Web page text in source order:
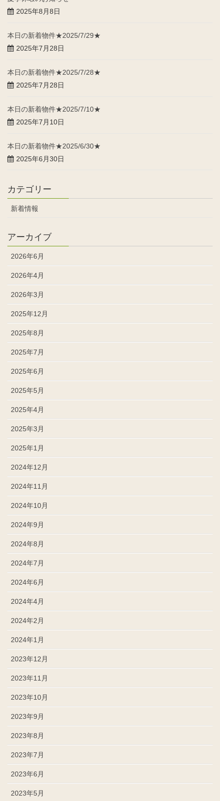
2025年8月8日
本日の新着物件★2025/7/29★
2025年7月28日
本日の新着物件★2025/7/28★
2025年7月28日
本日の新着物件★2025/7/10★
2025年7月10日
本日の新着物件★2025/6/30★
2025年6月30日
カテゴリー
新着情報
アーカイブ
2026年6月
2026年4月
2026年3月
2025年12月
2025年8月
2025年7月
2025年6月
2025年5月
2025年4月
2025年3月
2025年1月
2024年12月
2024年11月
2024年10月
2024年9月
2024年8月
2024年7月
2024年6月
2024年4月
2024年2月
2024年1月
2023年12月
2023年11月
2023年10月
2023年9月
2023年8月
2023年7月
2023年6月
2023年5月